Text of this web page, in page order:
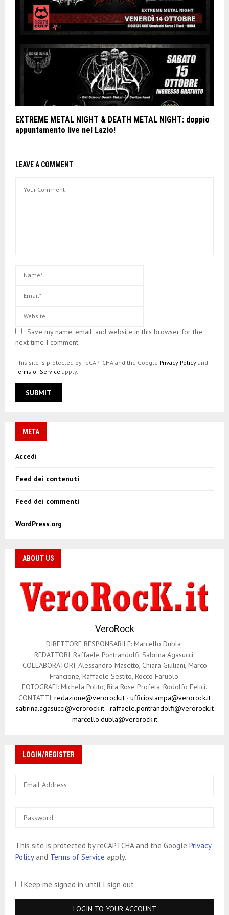
EXTREME METAL NIGHT & DEATH METAL NIGHT: doppio
appuntamento live nel Lazio!
LEAVE A COMMENT
Save my name, email, and website in this browser for the
next time I comment.
This site is protected by reCAPTCHA and the Google Privacy Policy and
Terms of Service apply.
META
Accedi
Feed dei contenuti
Feed dei commenti
WordPress.org
ABOUT US
VeroRock
DIRETTORE RESPONSABILE: Marcello Dubla;
REDATTORI: Raffaele Pontrandolfi, Sabrina Agasucci,
COLLABORATORI: Alessandro Masetto, Chiara Giuliani, Marco
Francione, Raffaele Sestito, Rocco Faruolo.
FOTOGRAFI: Michela Polito, Rita Rose Profeta, Rodolfo Felici.
CONTATTI: redazione@verorock.it - ufficiostampa@verorock.it
sabrina.agasucci@verorock.it- raffaele.pontrandolfi@verorock.it
marcello.dubla@verorock.it
LOGIN/REGISTER
This site is protected by reCAPTCHA and the Google Privacy
Policyand Terms of Service apply.
Keep me signed in until I sign out